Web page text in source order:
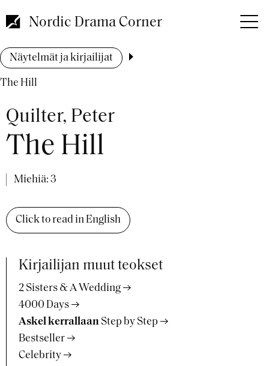
pääsisältöön
Nordic Drama Corner
Murupolku
Näytelmät ja kirjailijat
The Hill
Quilter, Peter
The Hill
Miehiä: 3
Click to read in English
Kirjailijan muut teokset
2 Sisters & A Wedding
4000 Days
Askel kerrallaanStep by Step
Bestseller
Celebrity